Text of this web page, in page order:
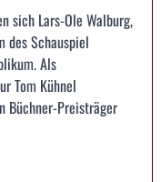
sich Lars-Ole Walburg,
des Schauspiel
Als
Tom Kühnel
Büchner-Preisträger